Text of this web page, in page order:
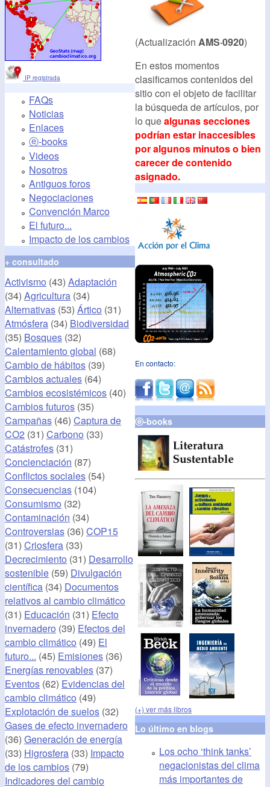
IP registrada
FAQs
Noticias
Enlaces
ⓔ-books
Videos
Nosotros
Antiguos foros
Negociaciones
Convención Marco
El futuro...
Impacto de los cambios
+ consultado
Activismo (43) Adaptación
(34) Agricultura (34)
Alternativas (53) Ártico (31)
Atmósfera (34) Biodiversidad
(35) Bosques (32)
Calentamiento global (68)
Cambio de hábitos (39)
Cambios actuales (64)
Cambios ecosistémicos (40)
Cambios futuros (35)
Campañas (46) Captura de
CO2 (31) Carbono (33)
Catástrofes (31)
Concienciación (87)
Conflictos sociales (54)
Consecuencias (104)
Consumismo (32)
Contaminación (34)
Controversias (36) COP15
(31) Criosfera (33)
Decrecimiento (31) Desarrollo
sostenible (59) Divulgación
científica (34) Documentos
relativos al cambio climático
(31) Educación (31) Efecto
invernadero (39) Efectos del
cambio climático (49) El
futuro... (45) Emisiones (36)
Energías renovables (37)
Eventos (62) Evidencias del
cambio climático (49)
Explotación de suelos (32)
Gases de efecto invernadero
(36) Generación de energía
(33) Higrosfera (33) Impacto
de los cambios (79)
Indicadores del cambio
(Actualización AMS·0920)
En estos momentos
clasificamos contenidos del
sitio con el objeto de facilitar
la búsqueda de artículos, por
lo quealgunas secciones
podrían estar inaccesibles
por algunos minutos o bien
carecer de contenido
asignado.
En contacto:
ⓔ-books
(+) ver más libros
Lo último en blogs
Los ocho ‘think tanks’
negacionistas del clima
más importantes de